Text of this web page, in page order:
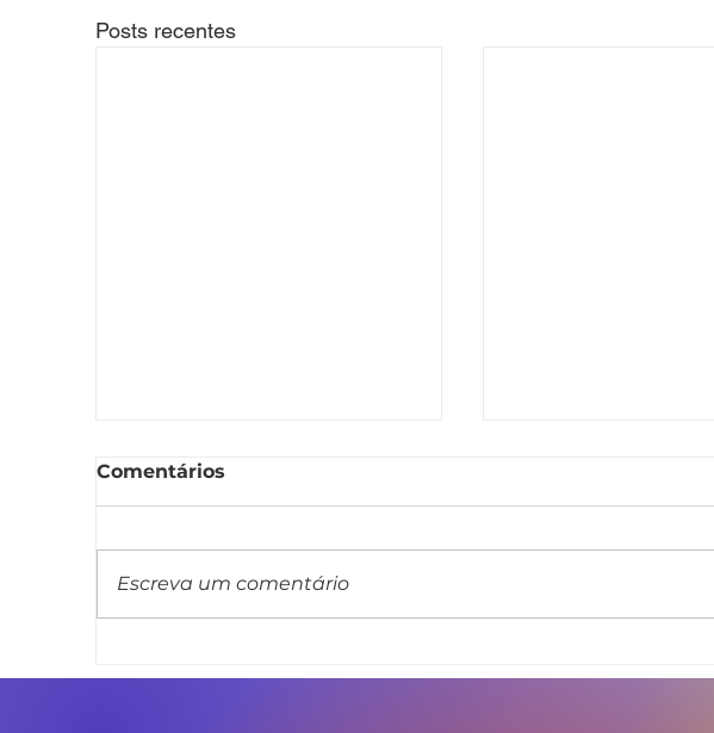
Posts recentes
projeto de lei que veda
melhorias para
Comentários
Escreva um comentário